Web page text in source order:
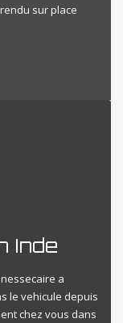
sur place
Inde
a
le vehicule depuis
chez vous dans